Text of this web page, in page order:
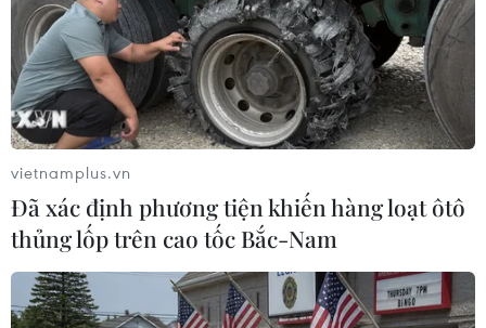
vietnamplus.vn
Đã xác định phương tiện khiến hàng loạt ôtô
thủng lốp trên cao tốc Bắc-Nam